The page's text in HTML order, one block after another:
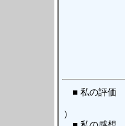
■ 私の評価
）